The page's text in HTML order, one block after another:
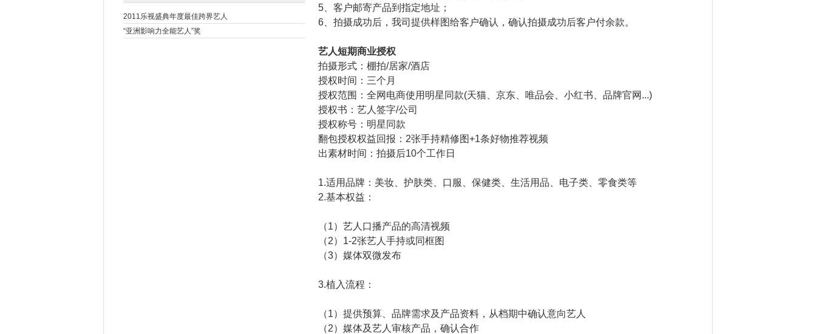
2011乐视盛典年度最佳跨界艺人
“亚洲影响力全能艺人”奖
5、客户邮寄产品到指定地址；
6、拍摄成功后，我司提供样图给客户确认，确认拍摄成功后客户付余款。
艺人短期商业授权
拍摄形式：棚拍/居家/酒店
授权时间：三个月
授权范围：全网电商使用明星同款(天猫、京东、唯品会、小红书、品牌官网...)
授权书：艺人签字/公司
授权称号：明星同款
翻包授权权益回报：2张手持精修图+1条好物推荐视频
出素材时间：拍摄后10个工作日
1.适用品牌：美妆、护肤类、口服、保健类、生活用品、电子类、零食类等
2.基本权益：
（1）艺人口播产品的高清视频
（2）1-2张艺人手持或同框图
（3）媒体双微发布
3.植入流程：
（1）提供预算、品牌需求及产品资料，从档期中确认意向艺人
（2）媒体及艺人审核产品，确认合作